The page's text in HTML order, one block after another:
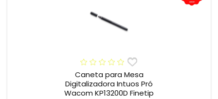
Caneta para Mesa
Digitalizadora Intuos Pró
Wacom KP13200D Finetip